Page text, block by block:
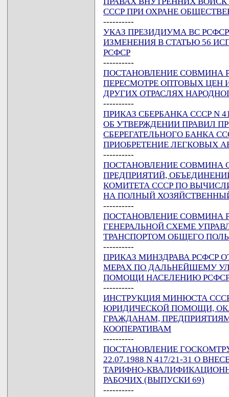
СССР ПРИ ОХРАНЕ
----------
УКАЗ ПРЕЗИДИУМА ВС РСФСР
ИЗМЕНЕНИЯ В СТАТЬЮ 56
РСФСР
----------
ПОСТАНОВЛЕНИЕ СОВМИНА
ПЕРЕСМОТРЕ ОПТОВЫХ
ДРУГИХ ОТРАСЛЯХ
----------
ПРИКАЗ СБЕРБАНКА СССР N
ОБ УТВЕРЖДЕНИИ ПРАВИЛ
СБЕРЕГАТЕЛЬНОГО БАНКА
ПРИОБРЕТЕНИЕ ЛЕГКОВЫХ
----------
ПОСТАНОВЛЕНИЕ СОВМИНА
ПРЕДПРИЯТИЙ,
КОМИТЕТА СССР ПО
НА ПОЛНЫЙ
----------
ПОСТАНОВЛЕНИЕ СОВМИНА
ГЕНЕРАЛЬНОЙ СХЕМЕ
ТРАНСПОРТОМ ОБЩЕГО
----------
ПРИКАЗ МИНЗДРАВА РСФСР
МЕРАХ ПО ДАЛЬНЕЙШЕМУ
ПОМОЩИ НАСЕЛЕНИЮ
----------
ИНСТРУКЦИЯ МИНЮСТА СССР
ЮРИДИЧЕСКОЙ ПОМОЩИ,
ГРАЖДАНАМ,
КООПЕРАТИВАМ
----------
ПОСТАНОВЛЕНИЕ
22.07.1988 N 417/21-31 О
ТАРИФНО-
РАБОЧИХ (ВЫПУСКИ 69)
----------